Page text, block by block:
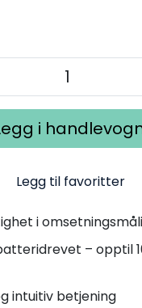
i
Legg til favoritter
i
– opptil
intuitiv betjening